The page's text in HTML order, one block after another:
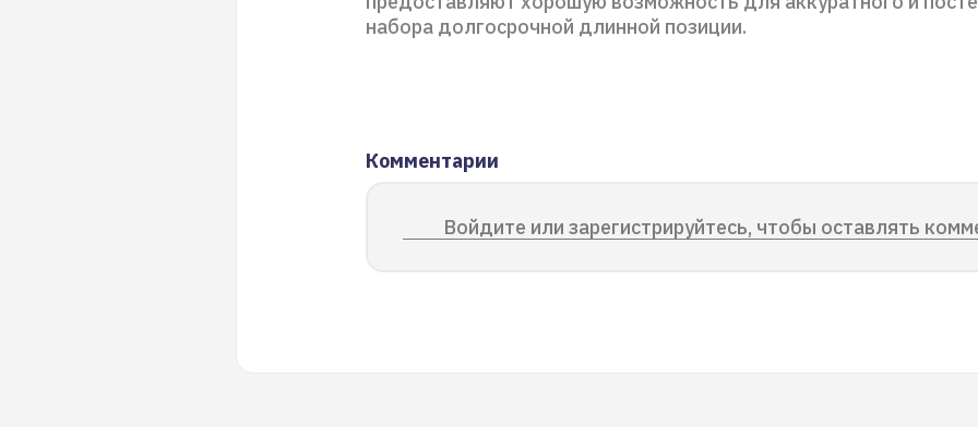
набора долгосрочной длинной позиции.
Комментарии
Войдите или зарегистрируйтесь, чтобы оставлять